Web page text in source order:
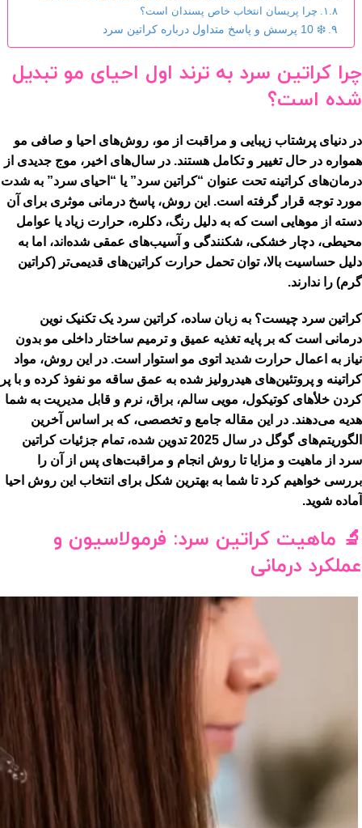
چرا پریسان انتخاب خاص پسندان است؟
❄️ 10 پرسش و پاسخ متداول درباره کراتین سرد
چرا کراتین سرد به ترند اول احیای مو تبدیل
شده است؟
در دنیای پرشتاب زیبایی و مراقبت از مو، روش‌های احیا و صافی مو
همواره در حال تغییر و تکامل هستند. در سال‌های اخیر، موج جدیدی از
درمان‌های کراتینه تحت عنوان “کراتین سرد” یا “احیای سرد” به شدت
مورد توجه قرار گرفته است. این روش، پاسخ درمانی موثری برای آن
دسته از موهایی است که به دلیل رنگ، دکلره، حرارت زیاد یا عوامل
محیطی، دچار خشکی، شکنندگی و آسیب‌های عمقی شده‌اند، اما به
دلیل حساسیت بالا، توان تحمل حرارت کراتین‌های قدیمی‌تر (کراتین
گرم) را ندارند.
کراتین سرد چیست؟ به زبان ساده، کراتین سرد یک تکنیک نوین
درمانی است که بر پایهتغذیه عمیق و ترمیم ساختار داخلی مو بدون
نیاز به اعمال حرارت شدید اتوی مو استوار است. در این روش، مواد
کراتینه و پروتئین‌های هیدرولیز شده به عمق ساقه مو نفوذ کرده و با پر
کردن خلأهای کوتیکول، مویی سالم، براق، نرم و قابل مدیریت به شما
هدیه می‌دهند. در این مقاله جامع و تخصصی، که بر اساس آخرین
الگوریتم‌های گوگل در سال 2025 تدوین شده، تمام جزئیات کراتین
سرد از ماهیت و مزایا تا روش انجام و مراقبت‌های پس از آن را
بررسی خواهیم کرد تا شما به بهترین شکل برای انتخاب این روش احیا
آماده شوید.
🔬 ماهیت کراتین سرد: فرمولاسیون و
عملکرد درمانی